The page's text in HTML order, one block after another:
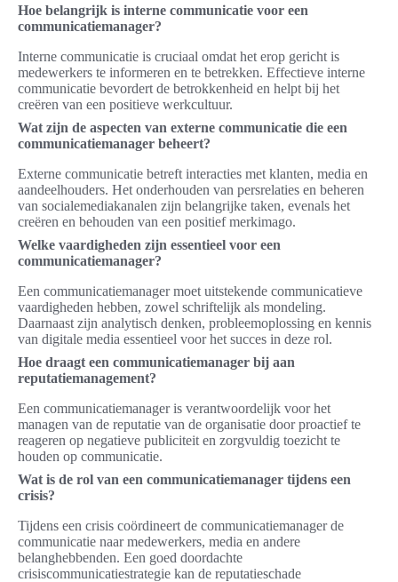
Hoe belangrijk is interne communicatie voor een
communicatiemanager?
Interne communicatie is cruciaal omdat het erop gericht is
medewerkers te informeren en te betrekken. Effectieve interne
communicatie bevordert de betrokkenheid en helpt bij het
creëren van een positieve werkcultuur.
Wat zijn de aspecten van externe communicatie die een
communicatiemanager beheert?
Externe communicatie betreft interacties met klanten, media en
aandeelhouders. Het onderhouden van persrelaties en beheren
van socialemediakanalen zijn belangrijke taken, evenals het
creëren en behouden van een positief merkimago.
Welke vaardigheden zijn essentieel voor een
communicatiemanager?
Een communicatiemanager moet uitstekende communicatieve
vaardigheden hebben, zowel schriftelijk als mondeling.
Daarnaast zijn analytisch denken, probleemoplossing en kennis
van digitale media essentieel voor het succes in deze rol.
Hoe draagt een communicatiemanager bij aan
reputatiemanagement?
Een communicatiemanager is verantwoordelijk voor het
managen van de reputatie van de organisatie door proactief te
reageren op negatieve publiciteit en zorgvuldig toezicht te
houden op communicatie.
Wat is de rol van een communicatiemanager tijdens een
crisis?
Tijdens een crisis coördineert de communicatiemanager de
communicatie naar medewerkers, media en andere
belanghebbenden. Een goed doordachte
crisiscommunicatiestrategie kan de reputatieschade